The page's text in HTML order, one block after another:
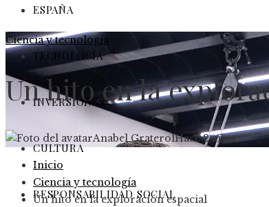
ESPAÑA
TECNOLOGÍA
INVERSIONES
CULTURA
RESPONSABILIDAD SOCIAL
Ciencia y tecnología
Un hito en la
Anabel GraterolHace 2 años
Inicio
Ciencia y tecnología
Un hito en la exploración espacial